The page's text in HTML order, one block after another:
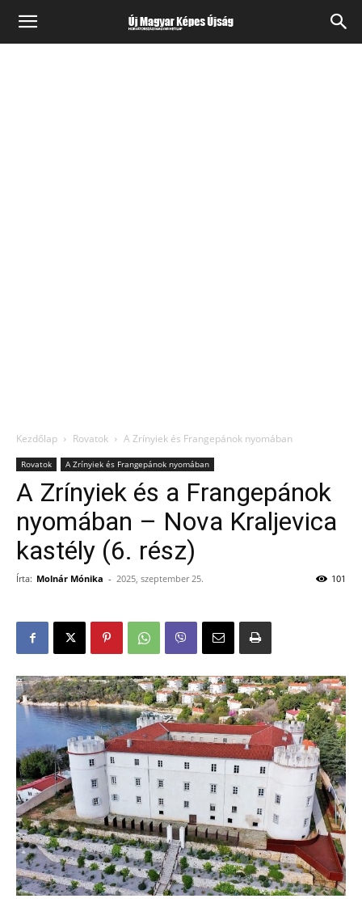
Kezdőlap Rovatok A Zrínyiek és Frangepánok nyomában
Rovatok A Zrínyiek és Frangepánok nyomában
A Zrínyiek és a Frangepánok
nyomában – Nova Kraljevica
kastély (6. rész)
Írta: Molnár Mónika - 2025, szeptember 25. 101